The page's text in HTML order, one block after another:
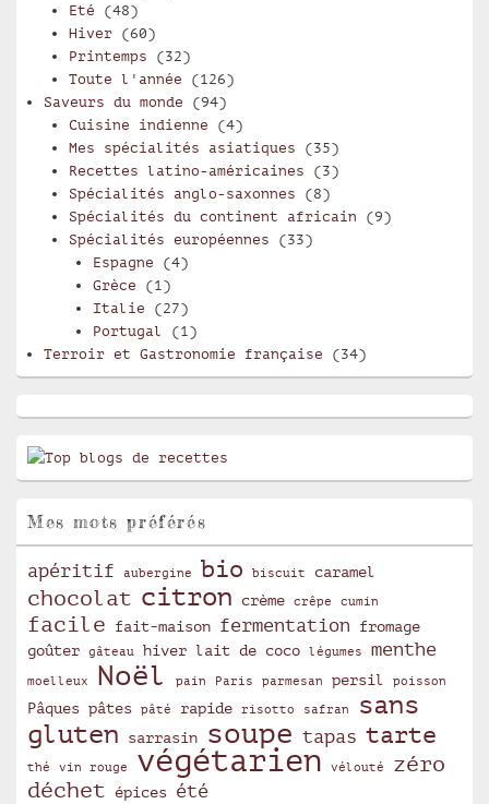
Eté (48)
Hiver(60)
Printemps (32)
Toute l'année (126)
Saveurs du monde (94)
Cuisine indienne (4)
Mes spécialités asiatiques (35)
Recettes latino-américaines (3)
Spécialités anglo-saxonnes (8)
Spécialités du continent africain (9)
Spécialités européennes (33)
Espagne (4)
Grèce (1)
Italie (27)
Portugal
(1)
Terroir et Gastronomie française (34)
Mes mots préférés
apéritif aubergine bio biscuit caramel
chocolat citron crème crêpe cumin
facile fait-maison fermentation
fromage
goûter
gâteau hiver lait de coco légumes menthe
moelleux Noël pain Paris parmesan persil poisson
Pâques pâtes pâté rapide risotto safran
sans
gluten
sarrasin soupe tapas tarte
thé vin rouge végétarien vélouté
zéro
déchet
épices été